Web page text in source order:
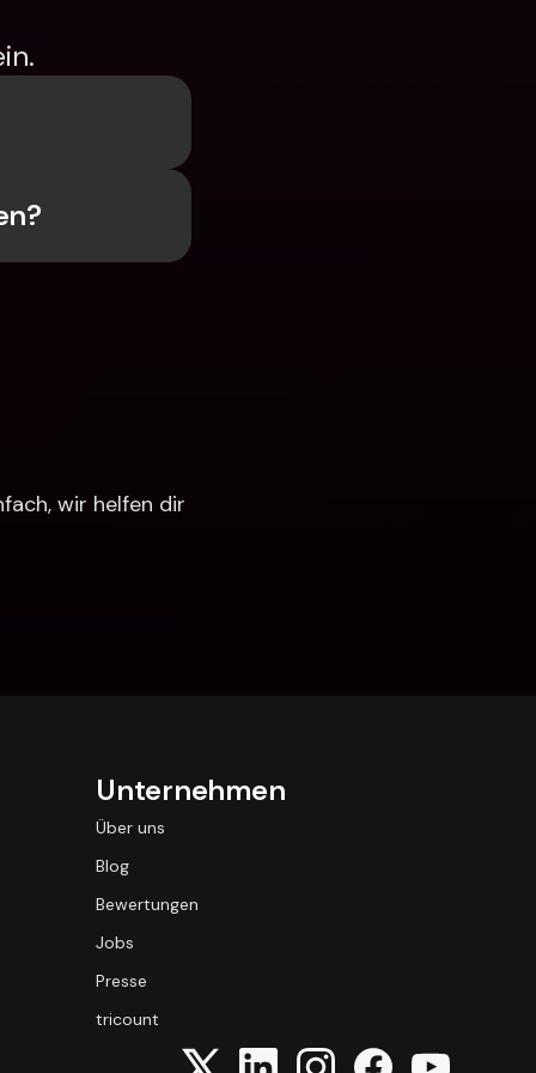
wir helfen dir
Unternehmen
Über uns
Blog
Bewertungen
Jobs
Presse
tricount